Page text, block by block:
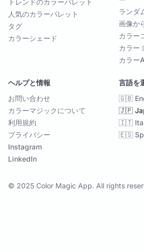
トレンドのカラーパレット
人気のカラーパレット
タグ
カラーシェード
ランダ
画像か
カラー
カラー
カラー
ヘルプと情報
お問い合わせ
カラーマジックについて
利用規約
プライバシー
Instagram
LinkedIn
言語を
🇬🇧
🇯🇵
🇮🇹
🇪🇸
© 2025 Color Magic App. All rights